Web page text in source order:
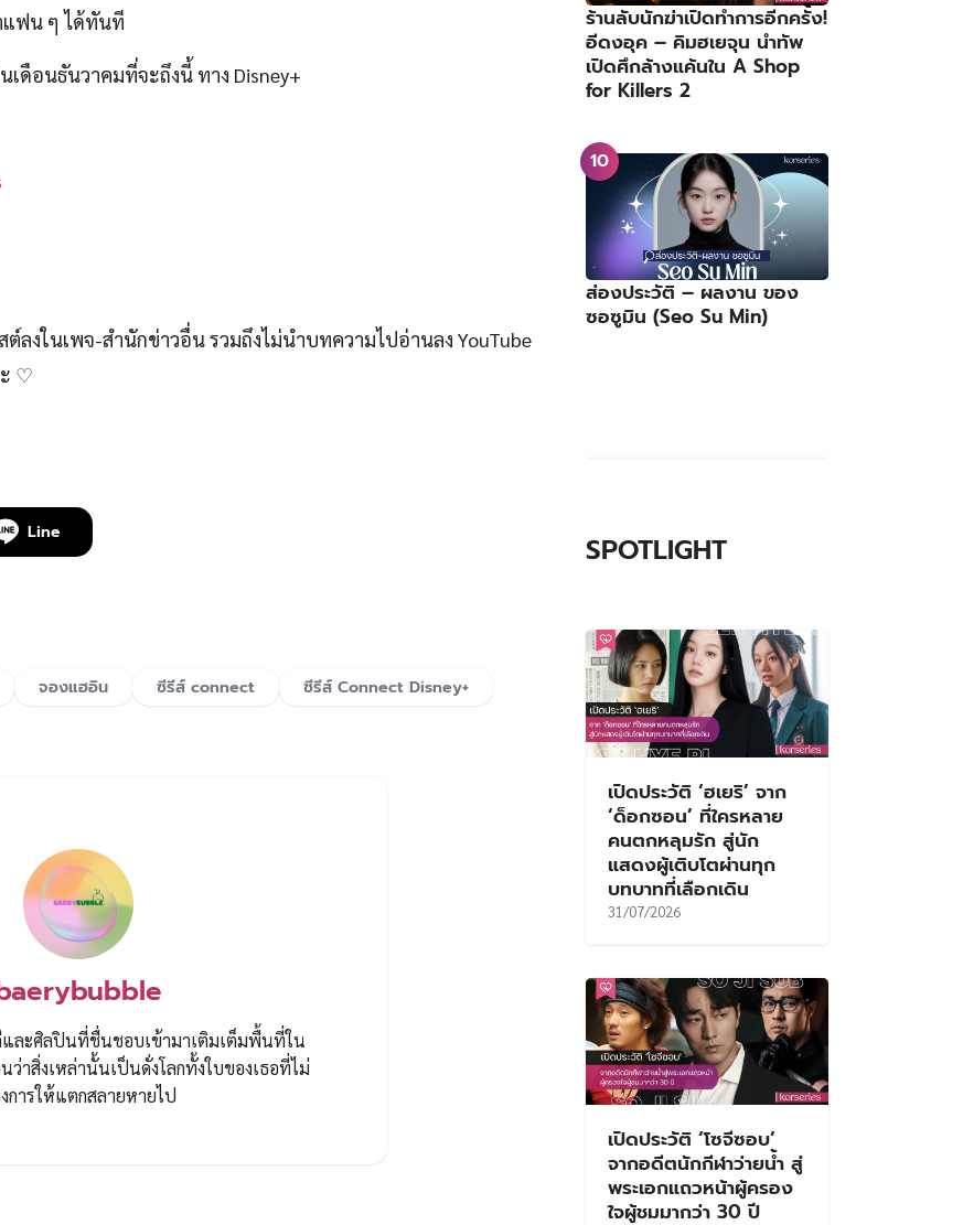
แฟน ๆ ได้ทันที
ดือนธันวาคมที่จะถึงนี้ ทาง Disney+
งในเพจ-สำนักข่าวอื่น รวมถึงไม่นำบทความไปอ่านลง YouTube
♡
Line
จองแฮอิน ซีรีส์ connect
ซีรีส์ Connect Disney+
และศิลปินที่ชื่นชอบเข้ามาเติมเต็มพื้นที่ใน
ว่าสิ่งเหล่านั้นเป็นดั่งโลกทั้งใบของเธอที่ไม่
การให้แตกสลายหายไป
ร้านลับนักฆ่าเปิดทำการอีกครั้ง!
อีดงอุค – คิมฮเยจุน นำทัพ
เปิดศึกล้างแค้นใน A Shop
for Killers 2
ส่องประวัติ – ผลงาน ของ
ซอซูมิน (Seo Su Min)
SPOTLIGHT
เปิดประวัติ ‘ฮเยริ’ จาก
‘ด็อกซอน’ ที่ใครหลาย
คนตกหลุมรัก สู่นัก
แสดงผู้เติบโตผ่านทุก
บทบาทที่เลือกเดิน
31/07/2026
เปิดประวัติ ‘โซจีซอบ’
จากอดีตนักกีฬาว่ายน้ำ สู่
พระเอกแถวหน้าผู้ครอง
ใจผู้ชมมากว่า 30 ปี